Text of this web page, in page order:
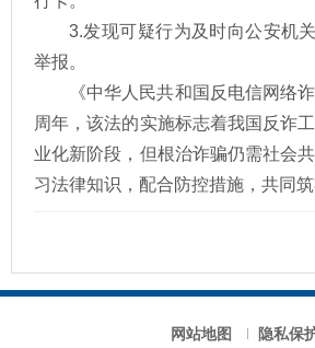
3.发现可疑行为及时向公安机
举报。
《中华人民共和国反电信网络
周年，该法的实施标志着我国反诈
业化新阶段，但根治诈骗仍需社会
习法律知识，配合防控措施，共同筑
网站地图 隐私保